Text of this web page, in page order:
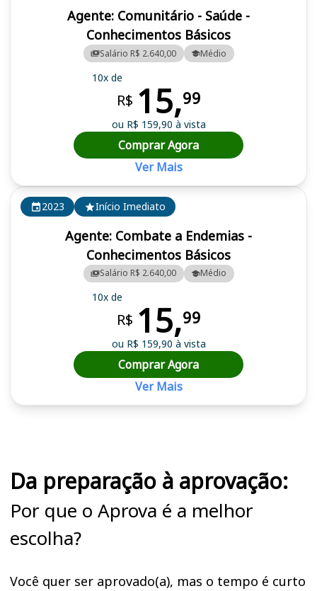
2023 Início Imediato
Agente: Combate a Endemias -
Conhecimentos Básicos
Salário R$ 2.640,00 Médio
10x de
R$ 15,99
ou R$ 159,90 à vista
Comprar Agora
Ver Mais
Agente: Comunitário - Saúde -
Conhecimentos Básicos
Salário R$ 2.640,00 Médio
10x de
R$ 15,99
ou R$ 159,90 à vista
Comprar Agora
Ver Mais
Da preparação à aprovação:
Por que o Aprova é a melhor
escolha?
Você quer ser aprovado(a), mas o tempo é curto